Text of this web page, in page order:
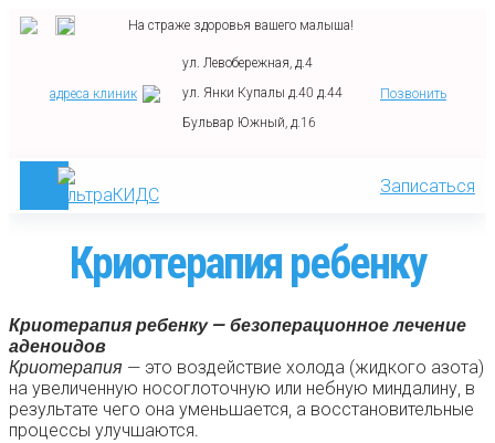
адреса клиник
ул. Левобережная, д.4
ул. Янки Купалы д.40 д.44
Бульвар Южный, д.16
На страже здоровья вашего малыша!
Позвонить
Записаться
Криотерапия ребенку
Криотерапия ребенку — безоперационное лечение
аденоидов
Криотерапия — это воздействие холода (жидкого азота)
на увеличенную носоглоточную или небную миндалину, в
результате чего она уменьшается, а восстановительные
процессы улучшаются.